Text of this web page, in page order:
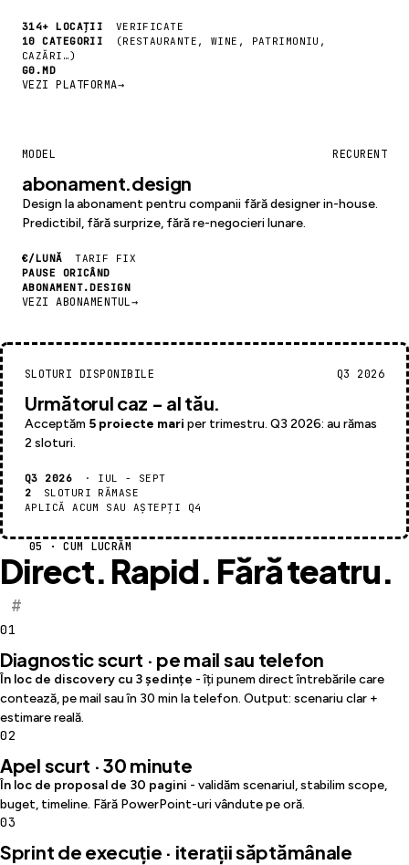
314+ LOCAȚII
VERIFICATE
10 CATEGORII
(RESTAURANTE, WINE, PATRIMONIU,
CAZĂRI…)
G0.MD
VEZI PLATFORMA→
MODEL RECURENT
abonament.design
Design la abonament pentru companii fără designer in-house.
Predictibil, fără surprize, fără re-negocieri lunare.
€/LUNĂ
TARIF FIX
PAUSE ORICÂND
ABONAMENT.DESIGN
VEZI ABONAMENTUL→
SLOTURI DISPONIBILE Q3 2026
Următorul caz - al tău.
Acceptăm 5 proiecte mari per trimestru. Q3 2026: au rămas
2 sloturi.
Q3 2026
· IUL - SEPT
2
SLOTURI RĂMASE
APLICĂ ACUM SAU AȘTEPȚI Q4
05 · CUM LUCRĂM
Direct. Rapid. Fără teatru.
#
01
Diagnostic scurt · pe mail sau telefon
În loc de discovery cu 3 ședințe - îți punem direct întrebările care
contează, pe mail sau în 30 min la telefon. Output: scenariu clar +
estimare reală.
02
Apel scurt · 30 minute
În loc de proposal de 30 pagini - validăm scenariul, stabilim scope,
buget, timeline. Fără PowerPoint-uri vândute pe oră.
03
Sprint de execuție · iterații săptămânale